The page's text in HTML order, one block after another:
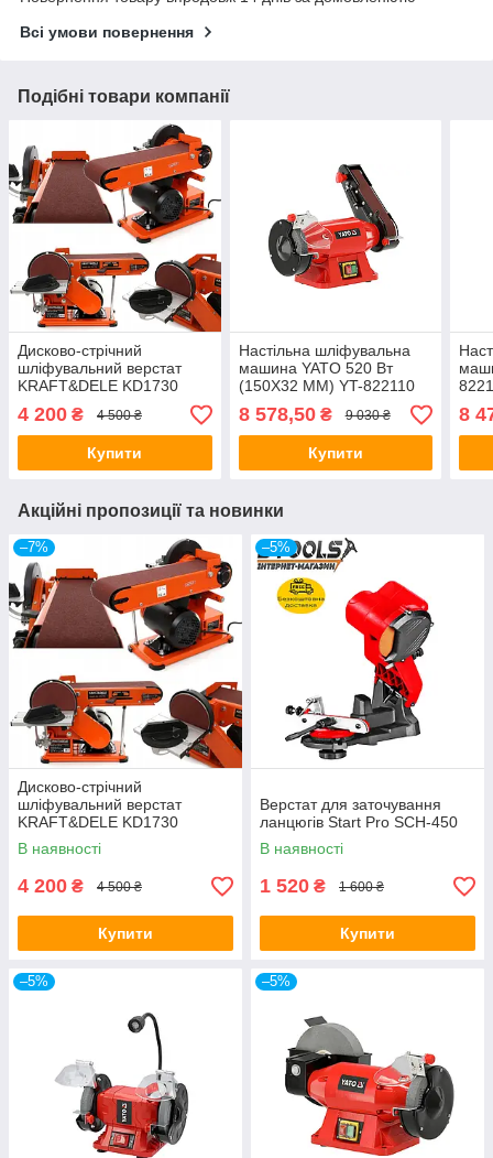
Всі умови повернення
Подібні товари компанії
Дисково-стрічний
шліфувальний верстат
KRAFT&DELE KD1730
Шліфувальний верстат
4 200 ₴ 4 500 ₴
Купити
Настільна шліфувальна
машина YATO 520 Вт
(150X32 ММ) YT-822110
8 578,50₴ 9 030 ₴
Купити
8
Акційні пропозиції та новинки
–7%
Дисково-стрічний
шліфувальний верстат
KRAFT&DELE KD1730
Шліфувальний верстат
В наявності
4 200 ₴ 4 500 ₴
Купити
–5%
Верстат для заточування
ланцюгів Start Pro SCH-450
В наявності
1 520 ₴ 1 600 ₴
Купити
–5% –5%